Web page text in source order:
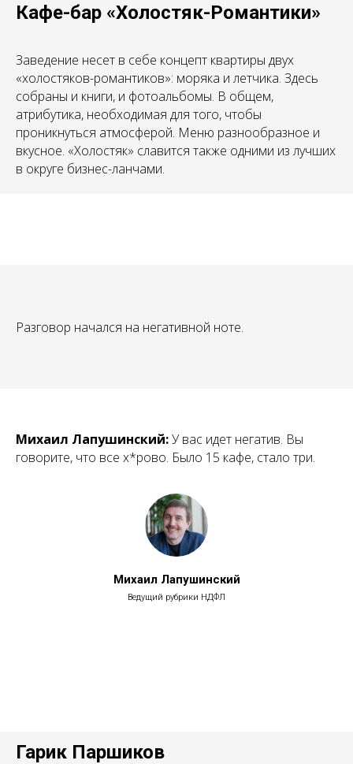
Кафе-бар «Холостяк-Романтики»
Заведение несет в себе концепт квартиры двух
«холостяков-романтиков»: моряка и летчика. Здесь
собраны и книги, и фотоальбомы. В общем,
атрибутика, необходимая для того, чтобы
проникнуться атмосферой. Меню разнообразное и
вкусное. «Холостяк» славится также одними из лучших
в округе бизнес-ланчами.
Разговор начался на негативной ноте.
Михаил Лапушинский:У вас идет негатив. Вы
говорите, что все х*рово. Было 15 кафе, стало три.
Михаил Лапушинский
Ведущий рубрики НДФЛ
Гарик Паршиков